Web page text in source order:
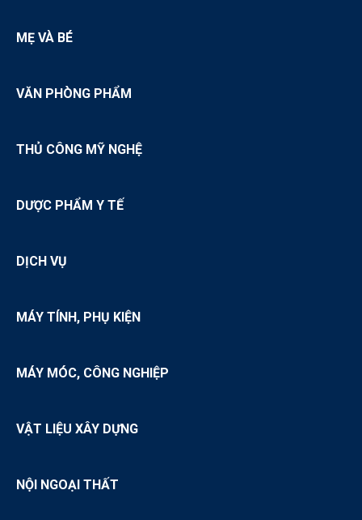
MẸ VÀ BÉ
VĂN PHÒNG PHẨM
THỦ CÔNG MỸ NGHỆ
DƯỢC PHẨM Y TẾ
DỊCH VỤ
MÁY TÍNH, PHỤ KIỆN
MÁY MÓC, CÔNG NGHIỆP
VẬT LIỆU XÂY DỰNG
NỘI NGOẠI THẤT